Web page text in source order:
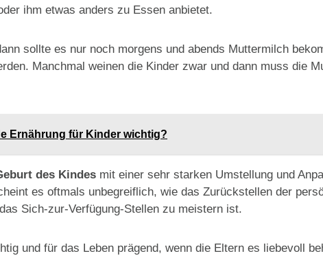
ihm etwas anders zu Essen anbietet.
sollte es nur noch morgens und abends Muttermilch
Manchmal weinen die Kinder zwar und dann muss die
Ernährung für Kinder wichtig?
des Kindes mit einer sehr starken Umstellung und
es oftmals unbegreiflich, wie das Zurückstellen der
Sich-zur-Verfügung-Stellen zu meistern ist.
und für das Leben prägend, wenn die Eltern es liebevoll